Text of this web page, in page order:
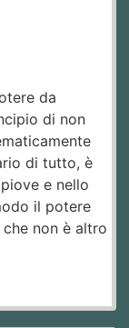
da
di non
di tutto, è
e nello
il potere
non è altro